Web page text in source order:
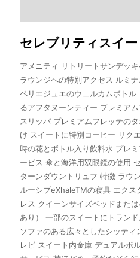
セレブリティスイー
アメニティ リトリートサンデッ
ラウンジへの特別アクセス ルミ
ペリエジュエのウェルカムボト
るアフタヌーンティー プレミア
スリッパ プレミアムフレッテの
け スイートに特別コーヒー リク
時の花とボトル入り飲料水 プレ
ービス 傘と海洋用双眼鏡の使用
ターンダウントリュフ 特徴 ラウ
ルーシブeXhaleTMの寝具 エク
レス クイーンサイズベッドまた
あり） 一部のスイートにトラン
ソファのある広々としたシッテ
レビ スイート内金庫 デュアルボ